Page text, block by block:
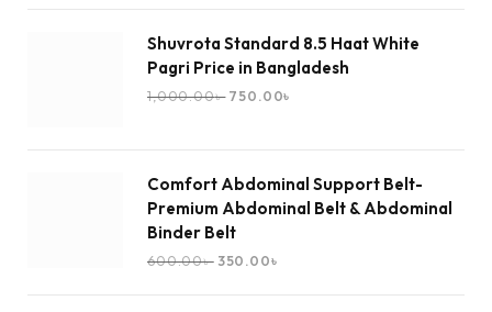
Shuvrota Standard 8.5 Haat White
Pagri Price in Bangladesh
1,000.00৳ 750.00৳
Comfort Abdominal Support Belt-
Premium Abdominal Belt & Abdominal
Binder Belt
600.00৳ 350.00৳